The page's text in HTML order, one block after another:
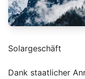
Solargeschäft
Dank staatlicher